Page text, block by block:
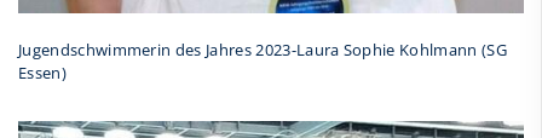
Jugendschwimmerin des Jahres 2023-Laura Sophie Kohlmann (SG
Essen)